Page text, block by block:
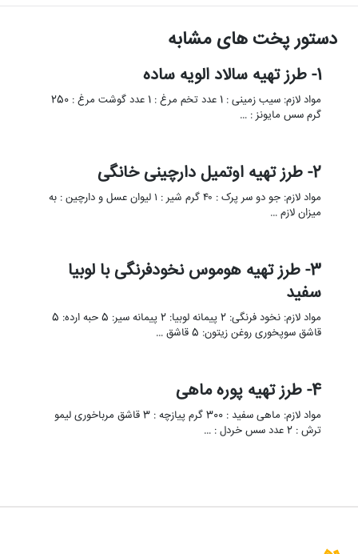
دستور پخت های مشابه
1- طرز تهیه سالاد الویه ساده
مواد لازم: سیب زمینی : 1 عدد تخم مرغ : 1 عدد گوشت مرغ : 250
گرم سس مایونز : …
2- طرز تهیه اوتمیل دارچینی خانگی
مواد لازم: جو دو سر پرک : ۴۰ گرم شیر : ۱ لیوان عسل و دارچین : به
میزان لازم …
3- طرز تهیه هوموس نخودفرنگی با لوبیا
سفید
مواد لازم: نخود فرنگی: 2 پیمانه لوبیا: 2 پیمانه سیر: 5 حبه ارده: 5
قاشق سوپخوری روغن زیتون: 5 قاشق …
4- طرز تهیه پوره ماهی
مواد لازم: ماهی سفید : 300 گرم پیازچه : 3 قاشق مرباخوری لیمو
ترش : 2 عدد سس خردل : …